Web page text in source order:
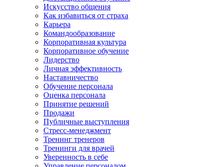
Искусство общения
Как избавиться от страха
Карьера
Командообразование
Корпоративная культура
Корпоративное обучение
Лидерство
Личная эффективность
Наставничество
Обучение персонала
Оценка персонала
Принятие решений
Продажи
Публичные выступления
Стресс-менеджмент
Тренинг тренеров
Тренинги для врачей
Уверенность в себе